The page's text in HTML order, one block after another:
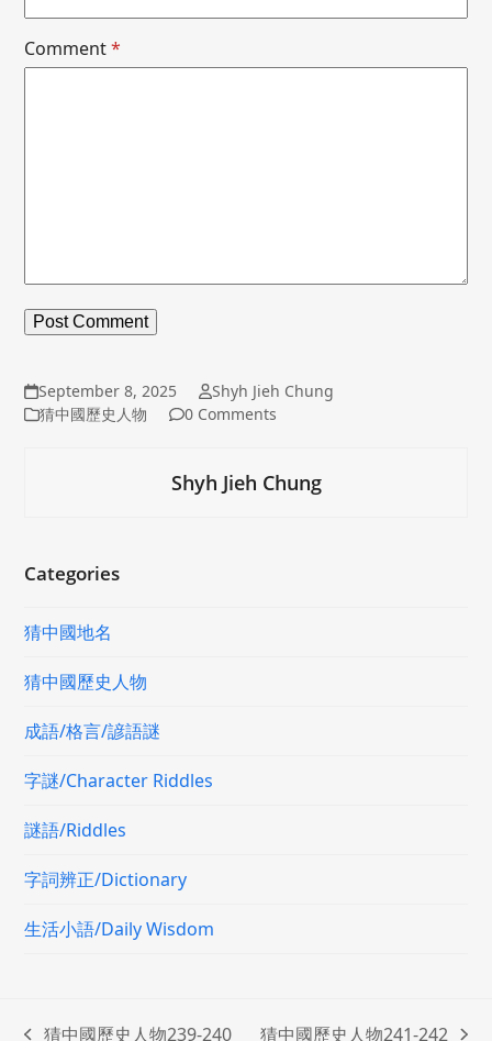
Comment*
September 8, 2025
Shyh Jieh Chung
猜中國歷史人物
0 Comments
Shyh Jieh Chung
Categories
猜中國地名
猜中國歷史人物
成語/格言/諺語謎
字謎/Character Riddles
謎語/Riddles
字詞辨正/Dictionary
生活小語/Daily Wisdom
猜中國歷史人物239-240 猜中國歷史人物241-242